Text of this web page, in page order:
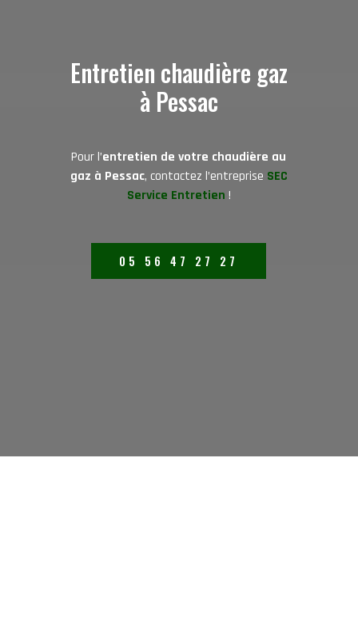
Entretien chaudière gaz
à Pessac
Pour l’entretien de votre chaudière au
gaz à Pessac, contactez l’entreprise SEC
Service Entretien !
05 56 47 27 27